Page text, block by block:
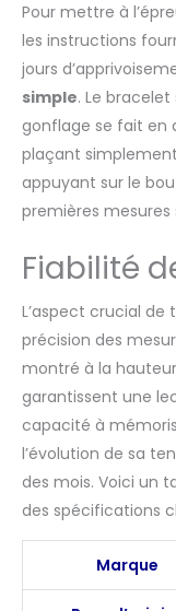
Pour mettre à
les instructions
jours
simple. Le
gonflage se fait en
plaçant
appuyant sur le
premières mesures
Fiabilité
L’aspect crucial
précision des
montré à la
garantissent une
capacité à
l’évolution de sa
des mois. Voici un
des spécifications
Marque